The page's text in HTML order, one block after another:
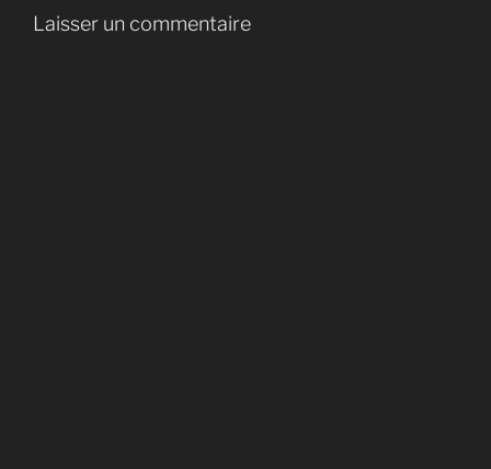
Laisser un commentaire